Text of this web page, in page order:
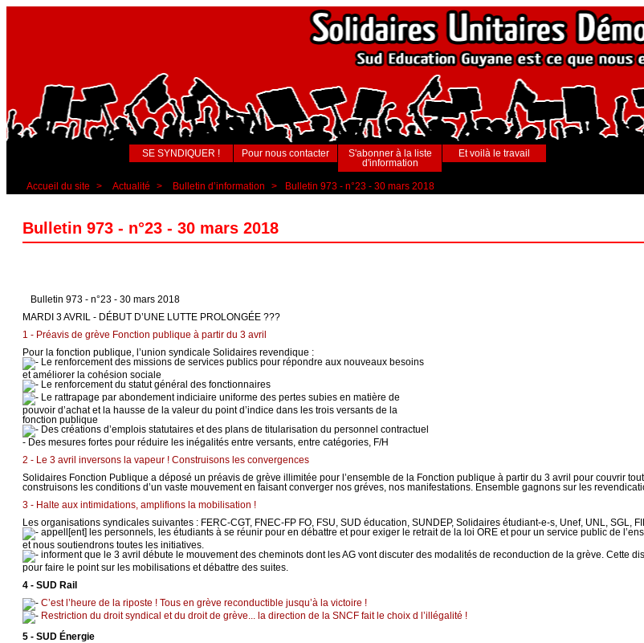
SE SYNDIQUER ! Pour nous contacter
S'abonner à la liste
d'information
Et voilà le travail
Accueil du site > Actualité > Bulletin d’information > Bulletin 973 - n°23 - 30 mars 2018
Bulletin 973 - n°23 - 30 mars 2018
Bulletin 973 - n°23 - 30 mars 2018
MARDI 3 AVRIL - DÉBUT D’UNE LUTTE PROLONGÉE ???
1 - Préavis de grève Fonction publique à partir du 3 avril
Pour la fonction publique, l’union syndicale Solidaires revendique :
Le renforcement des missions de services publics pour répondre aux nouveaux besoins
et améliorer la cohésion sociale
Le renforcement du statut général des fonctionnaires
Le rattrapage par abondement indiciaire uniforme des pertes subies en matière de
pouvoir d’achat et la hausse de la valeur du point d’indice dans les trois versants de la
fonction publique
Des créations d’emplois statutaires et des plans de titularisation du personnel contractuel
- Des mesures fortes pour réduire les inégalités entre versants, entre catégories, F/H
2 - Le 3 avril inversons la vapeur ! Construisons les convergences
Solidaires Fonction Publique a déposé un préavis de grève illimitée pour l’ensemble de la Fonction publique à partir du 3 avril pour couvrir
construisons les conditions d’un vaste mouvement en faisant converger nos gréves, nos manifestations. Ensemble gagnons sur les
3 - Halte aux intimidations, amplifions la mobilisation !
Les organisations syndicales suivantes : FERC-CGT, FNEC-FP FO, FSU, SUD éducation, SUNDEP, Solidaires étudiant-e-s, Unef, UNL, SGL,
appell[ent] les personnels, les étudiants à se réunir pour en débattre et pour exiger le retrait de la loi ORE et pour un service public de
et nous soutiendrons toutes les initiatives.
informent que le 3 avril débute le mouvement des cheminots dont les AG vont discuter des modalités de reconduction de la grève. Cette
pour faire le point sur les mobilisations et débattre des suites.
4 - SUD Rail
C’est l’heure de la riposte ! Tous en grève reconductible jusqu’à la victoire !
Restriction du droit syndical et du droit de grève... la direction de la SNCF fait le choix d l’illégalité !
5 - SUD Énergie